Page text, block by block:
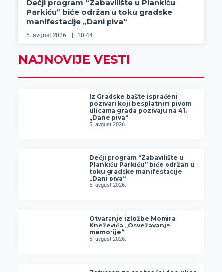
Dečji program “Zabavilište u Plankiću
Parkiću” biće održan u toku gradske
manifestacije „Dani piva“
5. avgust 2026. 10:44
NAJNOVIJE VESTI
Iz Gradske bašte ispraćeni
pozivari koji besplatnim pivom
ulicama grada pozivaju na 41.
„Dane piva“
5. avgust 2026.
Dečji program “Zabavilište u
Plankiću Parkiću” biće održan u
toku gradske manifestacije
„Dani piva“
5. avgust 2026.
Otvaranje izložbe Momira
Kneževića „Osvežavanje
memorije“
5. avgust 2026.